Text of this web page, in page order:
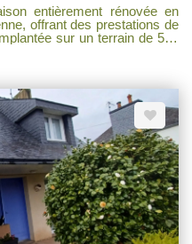
entièrement rénovée en
offrant des prestations de
supplémentaires ainsi
chauffée pour prolonger les
DE 80 M² offrant un espace
Terrasses bois
récentes, aucun travaux à